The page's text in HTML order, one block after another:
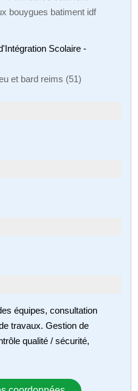
bouygues batiment idf
Scolaire -
et bard reims (51)
équipes, consultation
travaux. Gestion de
qualité / sécurité,